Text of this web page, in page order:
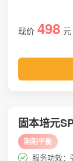
现价 498 元
固本培元
阴阳平衡
服务功效